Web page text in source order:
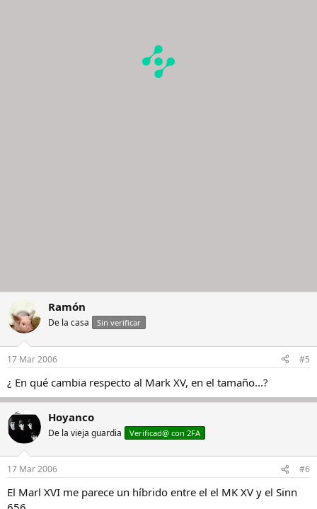
Ramón
De la casa Sin verificar
17 Mar 2006 #5
¿ En qué cambia respecto al Mark XV, en el tamaño...?
Hoyanco
De la vieja guardia Verificad@ con 2FA
17 Mar 2006 #6
El Marl XVI me parece un híbrido entre el el MK XV y el Sinn